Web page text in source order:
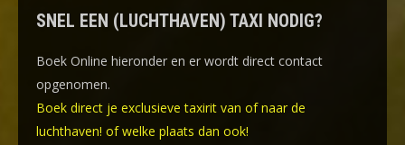
SNEL EEN (LUCHTHAVEN) TAXI NODIG?
Boek Online hieronder en er wordt direct contact
opgenomen.
Boek direct je exclusieve taxirit van of naar de
luchthaven! of welke plaats dan ook!